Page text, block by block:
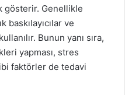
gösterir. Genellikle
baskılayıcılar ve
Bunun yanı sıra,
yapması, stres
faktörler de tedavi